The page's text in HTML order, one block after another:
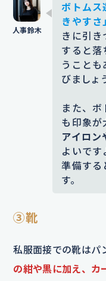
ボトムス
きやすさ
きに引き
すると落
うことも
びましょ
また、ボ
も印象が
アイロン
よいです
準備する
す。
③靴
私服面接での靴はパ
の紺や黒に加え、カ